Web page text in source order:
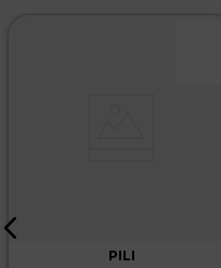
PILI